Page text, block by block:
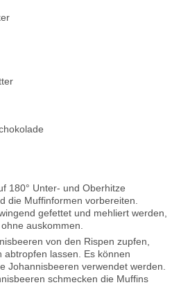
180° Unter- und Oberhitze
die Muffinformen vorbereiten.
gefettet und mehliert werden,
auskommen.
von den Rispen zupfen,
abtropfen lassen. Es können
Johannisbeeren verwendet werden.
schmecken die Muffins